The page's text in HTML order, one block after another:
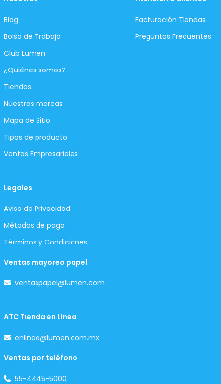
Blog
Bolsa de Trabajo
Club Lumen
¿Quiénes somos?
Tiendas
Nuestras marcas
Mapa de Sitio
Tipos de producto
Ventas Empresariales
Facturación Tiendas
Preguntas Frecuentes
Legales
Aviso de Privacidad
Métodos de pago
Términos y Condiciones
Ventas mayoreo papel
ventaspapel@lumen.com
ATC Tienda en Línea
enlinea@lumen.com.mx
Ventas por teléfono
55-4445-5000